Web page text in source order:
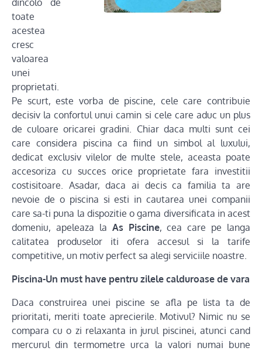
dincolo de
toate
acestea
cresc
valoarea
unei
proprietati.
Pe scurt, este vorba de piscine, cele care contribuie
decisiv la confortul unui camin si cele care aduc un plus
de culoare oricarei gradini. Chiar daca multi sunt cei
care considera piscina ca fiind un simbol al luxului,
dedicat exclusiv vilelor de multe stele, aceasta poate
accesoriza cu succes orice proprietate fara investitii
costisitoare. Asadar, daca ai decis ca familia ta are
nevoie de o piscina si esti in cautarea unei companii
care sa-ti puna la dispozitie o gama diversificata in acest
domeniu, apeleaza la As Piscine, cea care pe langa
calitatea produselor iti ofera accesul si la tarife
competitive, un motiv perfect sa alegi serviciile noastre.
Piscina-Un must have pentru zilele calduroase de vara
Daca construirea unei piscine se afla pe lista ta de
prioritati, meriti toate aprecierile. Motivul? Nimic nu se
compara cu o zi relaxanta in jurul piscinei, atunci cand
mercurul din termometre urca la valori numai bune